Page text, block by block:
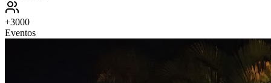
+3000
Eventos